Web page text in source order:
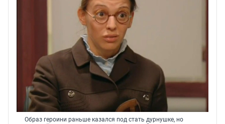
Образ героини раньше казался под стать дурнушке, но